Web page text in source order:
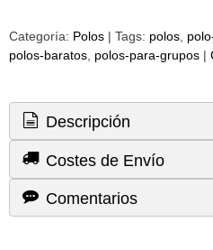
Categoría: Polos | Tags: polos
polos-baratos polos-para-grupos |
Descripción
Costes de Envío
Comentarios